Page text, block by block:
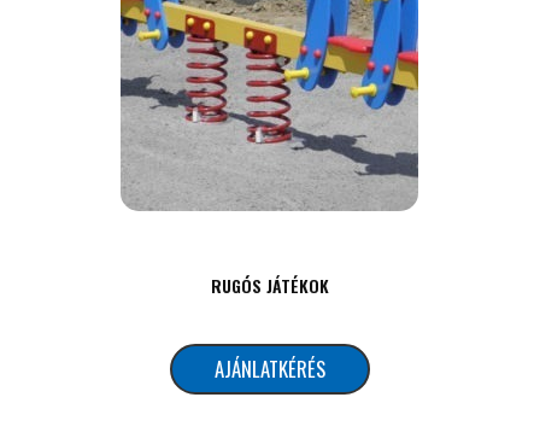
RUGÓS JÁTÉKOK
AJÁNLATKÉRÉS